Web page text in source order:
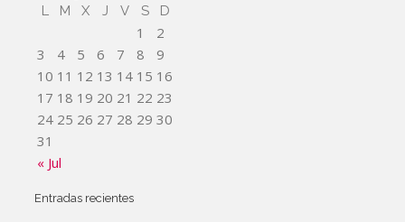
L M X J V S D
« Jul
1
2
3
4 5 6 7 8
9
10 11 12 13 14 15 16
17 18 19 20 21 22 23
24 25 26 27 28 29 30
31
Entradas recientes